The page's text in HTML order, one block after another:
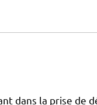
dans la prise de